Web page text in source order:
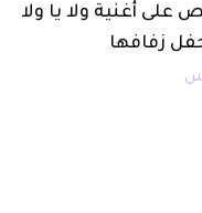
على أغنية ولا يا ولا
زفافها